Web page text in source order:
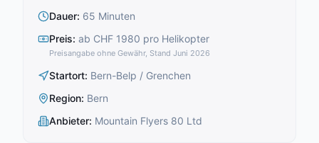
Dauer: 65 Minuten
Preis: ab CHF 1980 pro Helikopter
Preisangabe ohne Gewähr, Stand Juni 2026
Startort: Bern-Belp / Grenchen
Region: Bern
Anbieter: Mountain Flyers 80 Ltd